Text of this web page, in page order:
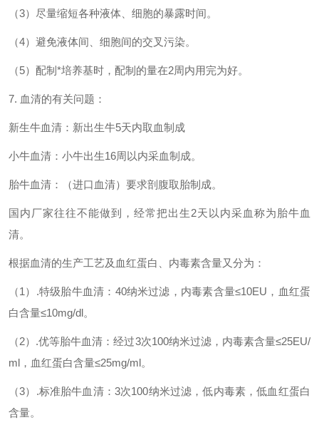
（3）尽量缩短各种液体、细胞的暴露时间。
（4）避免液体间、细胞间的交叉污染。
（5）配制*培养基时，配制的量在2周内用完为好。
7. 血清的有关问题：
新生牛血清：新出生牛5天内取血制成
小牛血清：小牛出生16周以内采血制成。
胎牛血清：（进口血清）要求剖腹取胎制成。
国内厂家往往不能做到，经常把出生2天以内采血称为胎牛血
清。
根据血清的生产工艺及血红蛋白、内毒素含量又分为：
（1）.特级胎牛血清：40纳米过滤，内毒素含量≤10EU，血红蛋
白含量≤10mg/dl。
（2）.优等胎牛血清：经过3次100纳米过滤，内毒素含量≤25EU/
ml，血红蛋白含量≤25mg/ml。
（3）.标准胎牛血清：3次100纳米过滤，低内毒素，低血红蛋白
含量。